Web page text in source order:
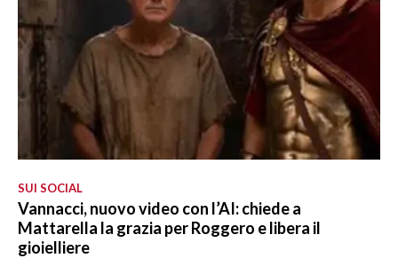
SUI SOCIAL
Vannacci, nuovo video con l’AI: chiede a
Mattarella la grazia per Roggero e libera il
gioielliere